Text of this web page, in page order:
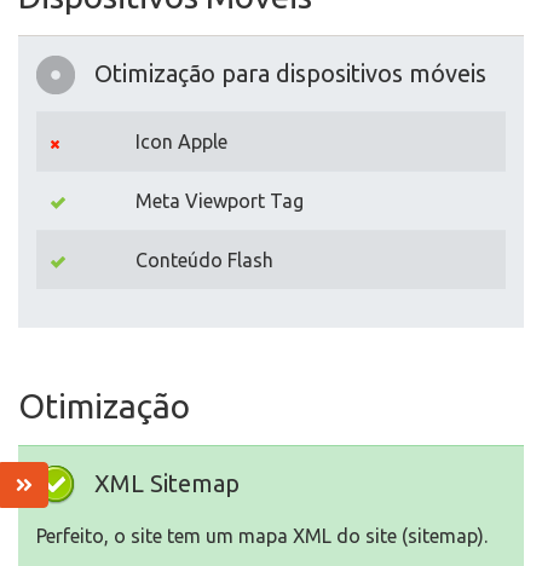
Otimização para dispositivos móveis
Icon Apple
Meta Viewport Tag
Conteúdo Flash
Otimização
XML Sitemap
Perfeito, o site tem um mapa XML do site (sitemap).